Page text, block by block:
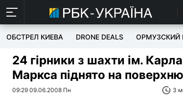
ОБСТРЕЛ КИЕВА DRONE DEALS ОРМУЗСКИЙ
24 гірники з шахти ім. Карла
Маркса піднято на поверхню
09:29 09.06.2008 Пн 3